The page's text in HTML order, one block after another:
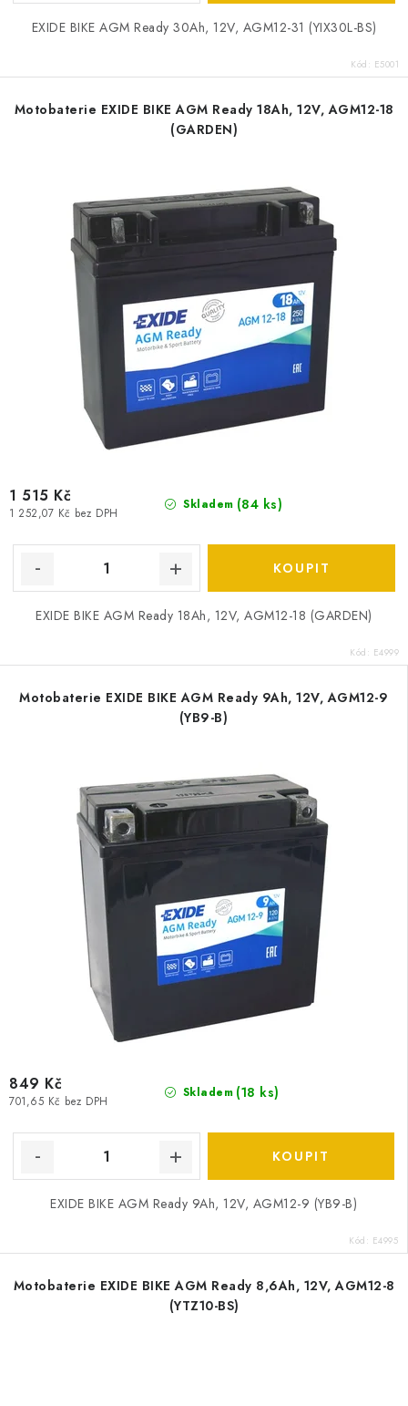
EXIDE BIKE AGM Ready 30Ah, 12V, AGM12-31 (YIX30L-BS)
Kód: E5001
Motobaterie EXIDE BIKE AGM Ready 18Ah, 12V, AGM12-18
(GARDEN)
Skladem (84 ks)
1 252,07 Kč bez DPH
1 515 Kč
EXIDE BIKE AGM Ready 18Ah, 12V, AGM12-18 (GARDEN)
Kód: E4999
Motobaterie EXIDE BIKE AGM Ready 9Ah, 12V, AGM12-9
(YB9-B)
Skladem (18 ks)
701,65 Kč bez DPH
849 Kč
EXIDE BIKE AGM Ready 9Ah, 12V, AGM12-9 (YB9-B)
Kód: E4995
Motobaterie EXIDE BIKE AGM Ready 8,6Ah, 12V, AGM12-8
(YTZ10-BS)